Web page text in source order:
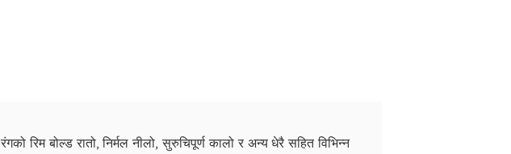
रंगको रिम बोल्ड रातो, निर्मल नीलो, सुरुचिपूर्ण कालो र अन्य धेरै सहित विभिन्न